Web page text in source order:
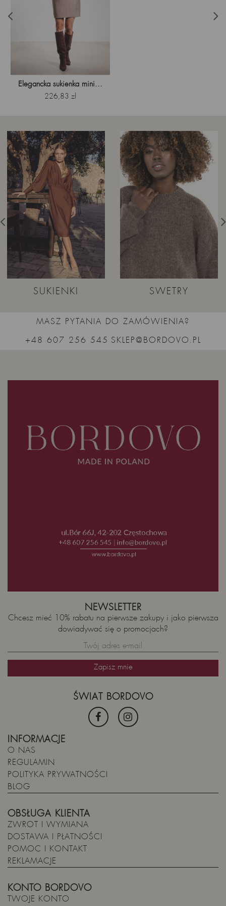
Elegancka sukienka mini...
Cena
226,83 zł
SUKIENKI SWETRY
MASZ PYTANIA DO ZAMÓWIENIA?
+48 607 256 545 SKLEP@BORDOVO.PL
INFORMACJE
O NAS
REGULAMIN
POLITYKA PRYWATNOŚCI
BLOG
OBSŁUGA KLIENTA
ZWROT I WYMIANA
DOSTAWA I PŁATNOŚCI
POMOC I KONTAKT
REKLAMACJE
KONTO BORDOVO
TWOJE KONTO
ŚWIAT BORDOVO
NEWSLETTER
Chcesz mieć 10% rabatu na pierwsze zakupy i jako pierwsza
dowiadywać się o promocjach?